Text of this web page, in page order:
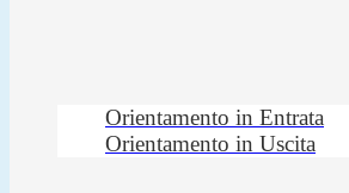
Orientamento in Entrata
Orientamento in Uscita